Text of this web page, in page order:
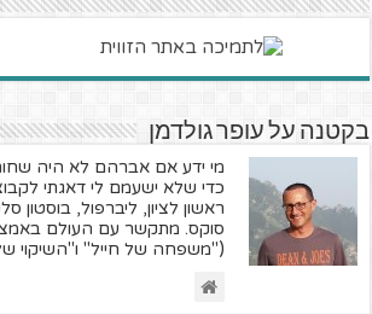
בקטנה על עופר גולדמן
כדי שלא ישעמם לי דאגתי
ראשון לציון, ליברפול, בוסטון
("משפחה של חייל" ו"השיקוי